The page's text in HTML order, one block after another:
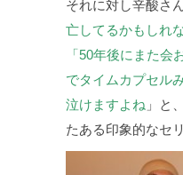
それに対し辛酸さ
亡してるかもしれ
「50年後にまた会
でタイムカプセル
泣けますよね 」と
たある印象的なセ